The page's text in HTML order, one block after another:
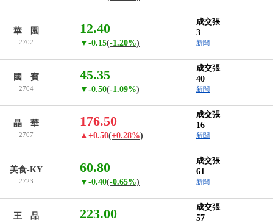
華 園
2702
12.40
▼-0.15(-1.20%)
成交張
3
新聞
國 賓
2704
45.35
▼-0.50(-1.09%)
成交張
40
新聞
晶 華
2707
176.50
▲+0.50(+0.28%)
成交張
16
新聞
美食-KY
2723
60.80
▼-0.40(-0.65%)
成交張
61
新聞
王 品 223.00 成交張
57